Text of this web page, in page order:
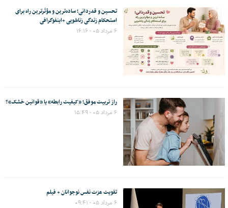
تحسین و قدردانی؛ ساده‌ترین و مؤثرترین راه برای
استحکام زندگی زناشویی +اینفوگرافی
۶ مرداد ۰۵ - ۱۶:۱۶
راز تربیت موفق؛ «کیفیت رابطه» یا «قوانین خشک»؟
۶ مرداد ۰۵ - ۱۵:۴۹
تقویت عزت نفس نوجوانان + فیلم
۶ مرداد ۰۵ - ۰۹:۴۱